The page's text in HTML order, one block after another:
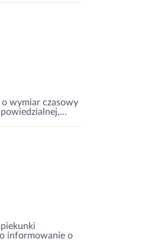
wymiar czasowy
informowanie o